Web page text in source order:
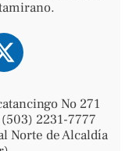
No 271
2231-7777
Norte de Alcaldía